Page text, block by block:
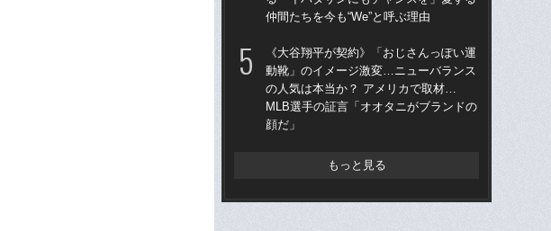
仲間たちを今も“We”と呼ぶ理由
《大谷翔平が契約》「おじさんっぽい運
動靴」のイメージ激変…ニューバランス
の人気は本当か？ アメリカで取材…
MLB選手の証言「オオタニがブランドの
顔だ」
もっと見る